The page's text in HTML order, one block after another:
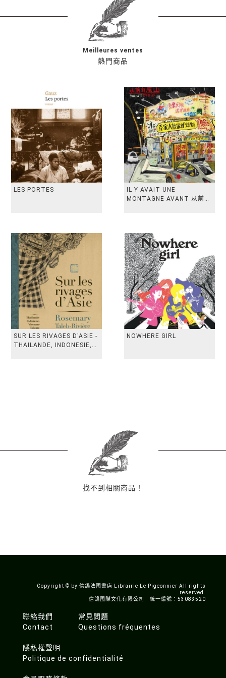
熱門商品
Meilleures ventes
LES PORTES
IL Y AVAIT UNE
MONTAGNE AVANT 从前有
SUR LES RIVAGES D'ASIE -
THAILANDE, INDONESIE,
NOWHERE GIRL
找不到相關商品！
Copyright © by 信鴿法國書店 Librairie Le Pigeonnier All rights
reserved.
信鴿國際文化有限公司 統一編號：53083520
聯絡我們
Contact
常見問題
Questions fréquentes
隱私權聲明
Politique de confidentialité